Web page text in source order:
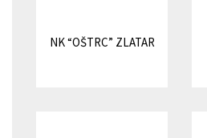
NK “OŠTRC” ZLATAR